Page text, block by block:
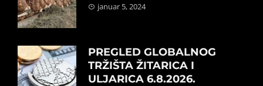
januar 5, 2024
PREGLED GLOBALNOG
TRŽIŠTA ŽITARICA I
ULJARICA 6.8.2026.